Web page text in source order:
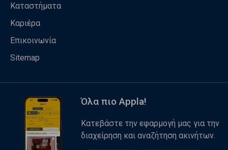
Καταστήματα
Καριέρα
Επικοινωνία
Sitemap
Όλα πιο Appla!
Κατεβάστε την εφαρμογή μας για την
διαχείρηση και αναζήτηση ακινήτων.